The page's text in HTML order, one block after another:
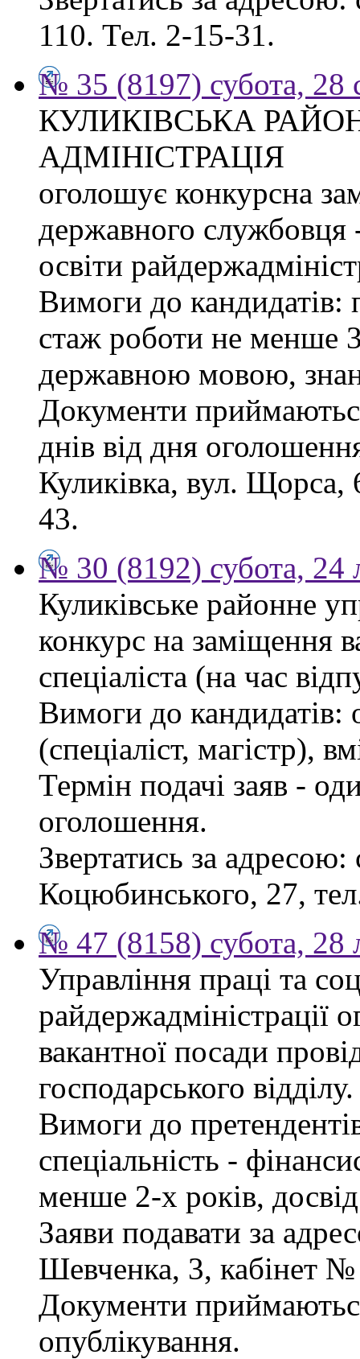
110. Тел. 2-15-31.
№ 35 (8197) субота, 28
КУЛИКІВСЬКА
АДМІНІСТРАЦІЯ
оголошує конкурсна
державного службовця -
освіти
Вимоги до кандидатів:
стаж роботи не менше
державною мовою,
Документи
днів від дня
Куликівка, вул.
43.
№ 30 (8192) субота, 24
Куликівське районне
конкурс на заміщення
спеціаліста (на час
Вимоги до
(спеціаліст, магістр),
Термін подачі заяв -
оголошення.
Звертатись за адресою:
Коцюбинського, 27,
№ 47 (8158) субота, 28
Управління праці та
райдержадміністрації
вакантної посади
господарського відділу.
Вимоги до
спеціальність -
менше 2-х років,
Заяви подавати за
Шевченка, 3, кабінет
Документи
опублікування.